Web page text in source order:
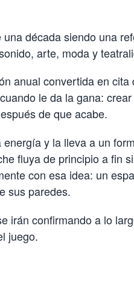
década siendo una
arte, moda y
anual convertida en
le da la gana:
de que acabe.
y la lleva a un
fluya de principio a fin
con esa idea: un
sus paredes.
irán confirmando a lo
juego.